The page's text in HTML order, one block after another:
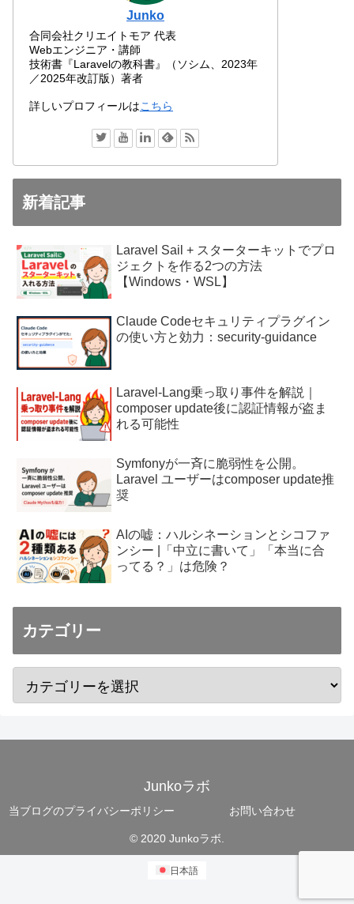
Junko
合同会社クリエイトモア 代表
Webエンジニア・講師
技術書『Laravelの教科書』（ソシム、2023年
／2025年改訂版）著者
詳しいプロフィールはこちら
新着記事
Laravel Sail + スターターキットでプロ
ジェクトを作る2つの方法
【Windows・WSL】
Claude Codeセキュリティプラグイン
の使い方と効力：security-guidance
Laravel-Lang乗っ取り事件を解説｜
composer update後に認証情報が盗ま
れる可能性
Symfonyが一斉に脆弱性を公開。
Laravel ユーザーはcomposer update推
奨
AIの嘘：ハルシネーションとシコファ
ンシー |「中立に書いて」「本当に合
ってる？」は危険？
カテゴリー
Junkoラボ
当ブログのプライバシーポリシー お問い合わせ
© 2020 Junkoラボ.
日本語